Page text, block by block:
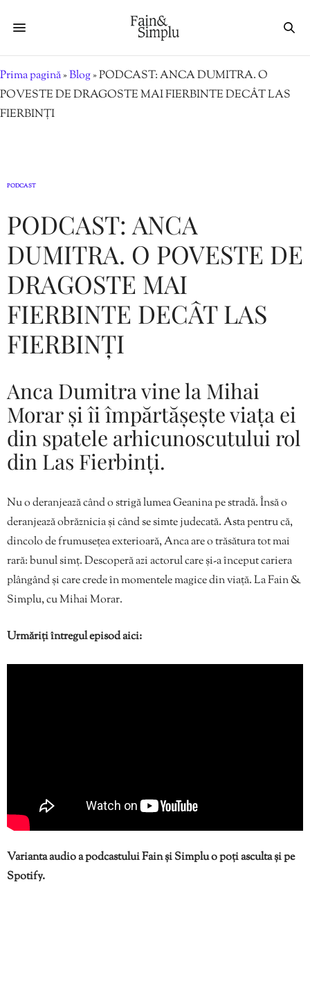
Prima pagină»Blog»PODCAST: ANCA DUMITRA. O
POVESTE DE DRAGOSTE MAI FIERBINTE DECÂT LAS
FIERBINȚI
PODCAST
PODCAST: ANCA
DUMITRA. O POVESTE DE
DRAGOSTE MAI
FIERBINTE DECÂT LAS
FIERBINȚI
Anca Dumitra vine la Mihai
Morar și îi împărtășește viața ei
din spatele arhicunoscutului rol
din Las Fierbinți.
Nu o deranjează când o strigă lumea Geanina pe stradă. Însă o
deranjează obrăznicia și când se simte judecată. Asta pentru că,
dincolo de frumusețea exterioară, Anca are o trăsătura tot mai
rară: bunul simț. Descoperă azi actorul care și-a început cariera
plângând și care crede în momentele magice din viață. La Fain &
Simplu, cu Mihai Morar.
Urmăriți întregul episod aici:
Varianta audio a podcastului Fain și Simplu o poți asculta și pe
Spotify.